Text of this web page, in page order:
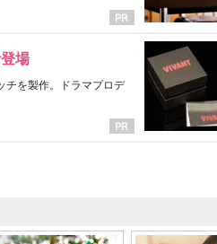
場
チを製作。ドラマプロデ